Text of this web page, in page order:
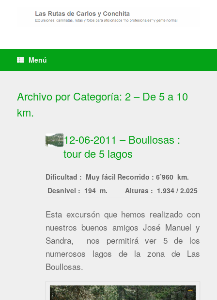
Menú
Archivo por Categoría: 2 – De 5 a 10
km.
12-06-2011 – Boullosas :
tour de 5 lagos
Dificultad : Muy fácil Recorrido : 6’960 km.
Desnivel : 194 m.
Alturas : 1.934 / 2.025
Esta excursón que hemos realizado con
nuestros buenos amigos José Manuel y
Sandra, nos permitirá ver 5 de los
numerosos lagos de la zona de Las
Boullosas.